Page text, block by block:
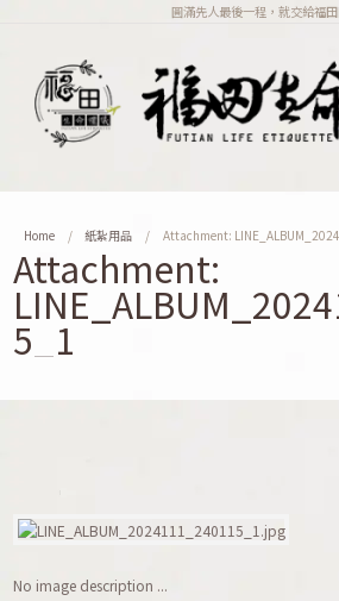
圓滿先人最後一程，就交給福
Home 紙紮用品 Attachment:
Attachment:
5_1
No image description ...